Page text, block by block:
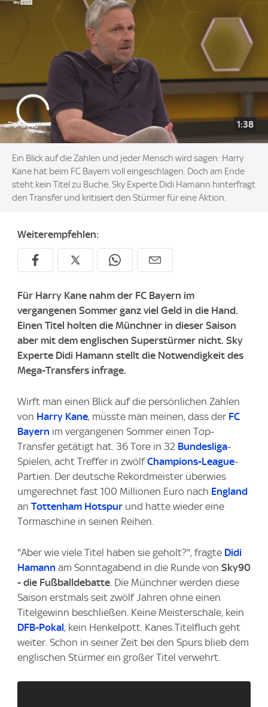
1:38
Ein Blick auf die Zahlen und jeder Mensch wird sagen: Harry
Kane hat beim FC Bayern voll eingeschlagen. Doch am Ende
steht kein Titel zu Buche. Sky Experte Didi Hamann hinterfragt
den Transfer und kritisiert den Stürmer für eine Aktion.
Weiterempfehlen:
Für Harry Kane nahm der FC Bayern im
vergangenen Sommer ganz viel Geld in die Hand.
Einen Titel holten die Münchner in dieser Saison
aber mit dem englischen Superstürmer nicht. Sky
Experte Didi Hamann stellt die Notwendigkeit des
Mega-Transfers infrage.
Wirft man einen Blick auf die persönlichen Zahlen
von Harry Kane, müsste man meinen, dass der FC
Bayern im vergangenen Sommer einen Top-
Transfer getätigt hat. 36 Tore in 32 Bundesliga-
Spielen, acht Treffer in zwölfChampions-League-
Partien. Der deutsche Rekordmeister überwies
umgerechnet fast 100 Millionen Euro nach England
an Tottenham Hotspur und hatte wieder eine
Tormaschine in seinen Reihen.
"Aber wie viele Titel haben sie geholt?", fragte Didi
Hamann am Sonntagabend in die Runde von Sky90
- die Fußballdebatte. Die Münchner werden diese
Saison erstmals seit zwölf Jahren ohne einen
Titelgewinn beschließen. Keine Meisterschale, kein
DFB-Pokal, kein Henkelpott. Kanes Titelfluch geht
weiter. Schon in seiner Zeit bei den Spurs blieb dem
englischen Stürmer ein großer Titel verwehrt.